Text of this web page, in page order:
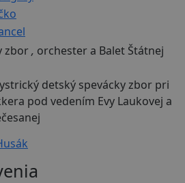
zbor, orchester a Balet Štátnej
detský spevácky zbor pri
pod vedením Evy Laukovej a